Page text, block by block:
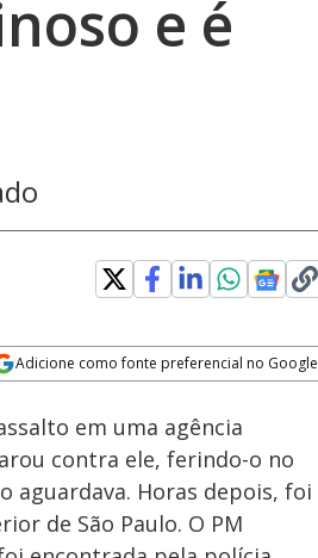
e é
Adicione como fonte preferencial no Google
Velocidade
em uma agência
contra ele, ferindo-o no
aguardava. Horas depois, foi
de São Paulo. O PM